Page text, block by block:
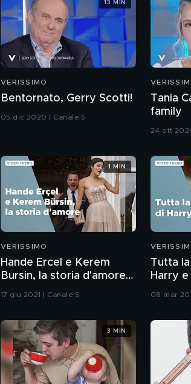
VERISSIMO
Bentornato, Gerry Scotti!
05 dic 2020 | Canale 5
13 MIN
Tania
family
24 ott
VERISSIMO
Hande Ercel e Kerem
Bursin, la storia d'amore
delle star di Love is in the
17 giu 2021 | Canale 5
1 MIN
Tutta
Harry
08 mar
3 MIN